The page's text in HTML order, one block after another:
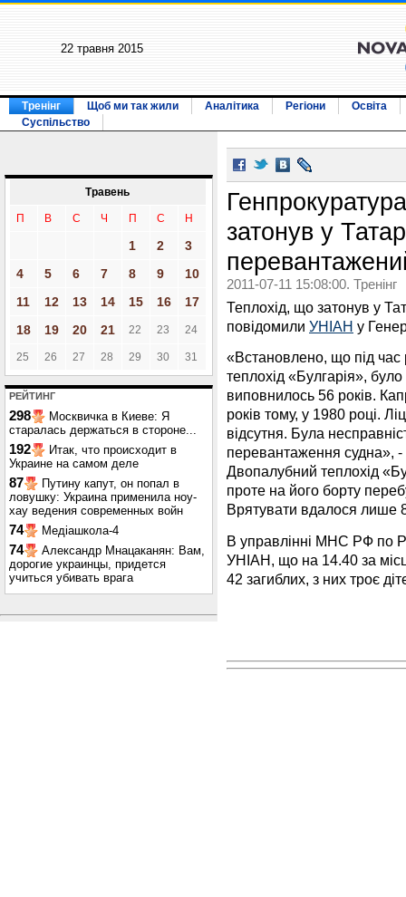
22 травня 2015
Тренінг Щоб ми так жили Аналітика Регіони
Освіта
Суспільство
Травень
П В С Ч П С Н
1 2
3
4
5 6 7 8 9
10
11
12 13 14 15 16
17
18
19 20 21 22 23 24
25 26 27 28 29 30 31
РЕЙТИНГ
298
Москвичка в Киеве: Я
старалась держаться в стороне...
192
Итак, что происходит в
Украине на самом деле
87
Путину капут, он попал в
ловушку: Украина применила ноу-
хау ведения современных войн
74 Медіашкола-4
74
Александр Мнацаканян: Вам,
дорогие украинцы, придется
учиться убивать врага
затонув у
2011-07-11 15:08:00. Тренінг
Теплохід, що затонув у
повідомили УНІАН у
«Встановлено, що під час
теплохід «Булгарія»,
виповнилось 56 років.
років тому, у 1980 році.
відсутня. Була
перевантаження судна», -
Двопалубний теплохід
проте на його борту
Врятувати вдалося лише
В управлінні МНС РФ по
УНІАН, що на 14.40 за
42 загиблих, з них троє